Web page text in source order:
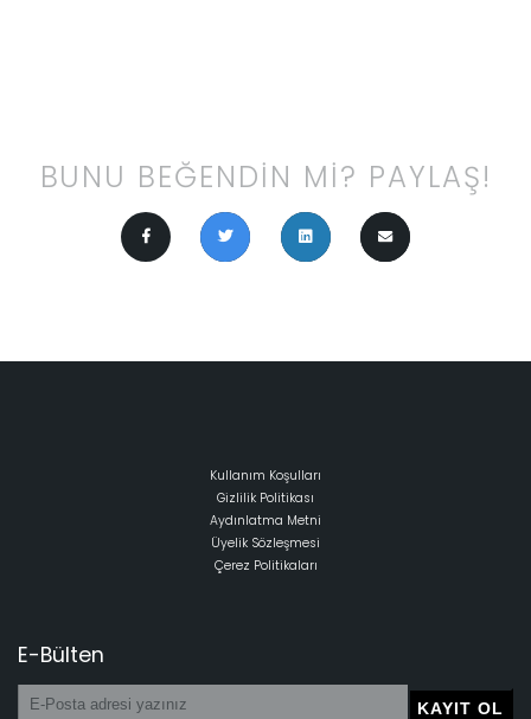
BUNU BEĞENDİN Mİ? PAYLAŞ!
Kullanım Koşulları
Gizlilik Politikası
Aydınlatma Metni
Üyelik Sözleşmesi
Çerez Politikaları
E-Bülten